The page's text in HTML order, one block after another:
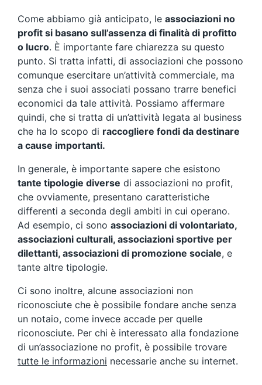
Come abbiamo già anticipato, le associazioni no
profit si basano sull’assenza di finalità di profitto
o lucro. È importante fare chiarezza su questo
punto. Si tratta infatti, di associazioni che possono
comunque esercitare un’attività commerciale, ma
senza che i suoi associati possano trarre benefici
economici da tale attività. Possiamo affermare
quindi, che si tratta di un’attività legata al business
che ha lo scopo di raccogliere fondi da destinare
a cause importanti.
In generale, è importante sapere che esistono
tante tipologie diverse di associazioni no profit,
che ovviamente, presentano caratteristiche
differenti a seconda degli ambiti in cui operano.
Ad esempio, ci sono associazioni di volontariato,
associazioni culturali, associazioni sportive per
dilettanti, associazioni di promozione sociale, e
tante altre tipologie.
Ci sono inoltre, alcune associazioni non
riconosciute che è possibile fondare anche senza
un notaio, come invece accade per quelle
riconosciute. Per chi è interessato alla fondazione
di un’associazione no profit, è possibile trovare
tutte le informazioni necessarie anche su internet.